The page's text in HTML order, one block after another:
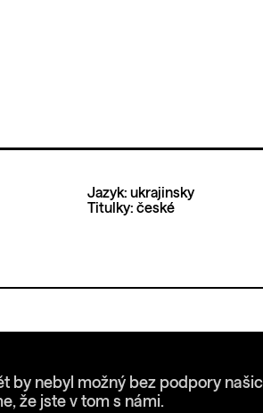
Jazyk: ukrajinsky
Titulky: české
by nebyl možný bez podpory
že jste v tom s námi.